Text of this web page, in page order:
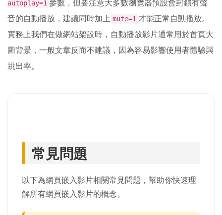
autoplay=1
音的自動播放，建議同時加上 mute=1 才能正常自動播放。
實務上我們在做網站架設時，自動播放影片通常用於首頁大
圖背景，一般文章反而不建議，因為容易影響使用者體驗與
跳出率。
常見問題
以下為網頁嵌入影片相關常見問題，幫助你快速理
解所有網頁嵌入影片的概念。